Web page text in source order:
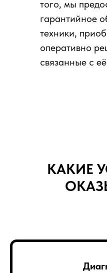
того, мы
гарантийное
техники,
оперативно
связанные с
КАКИЕ